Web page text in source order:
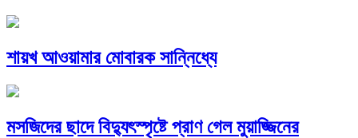
শায়খ আওয়ামার মোবারক সান্নিধ্যে
মসজিদের ছাদে বিদ্যুৎস্পৃষ্টে প্রাণ গেল মুয়াজ্জিনের